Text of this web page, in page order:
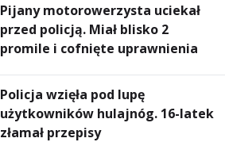
Pijany motorowerzysta uciekał
przed policją. Miał blisko 2
promile i cofnięte uprawnienia
Policja wzięła pod lupę
użytkowników hulajnóg. 16-latek
złamał przepisy